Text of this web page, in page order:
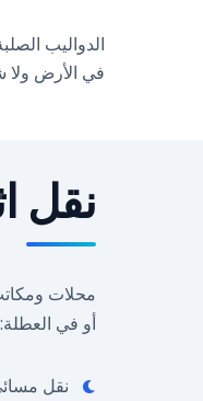
الدواليب
في الأرض
نقل
محلات
أو في
نقل